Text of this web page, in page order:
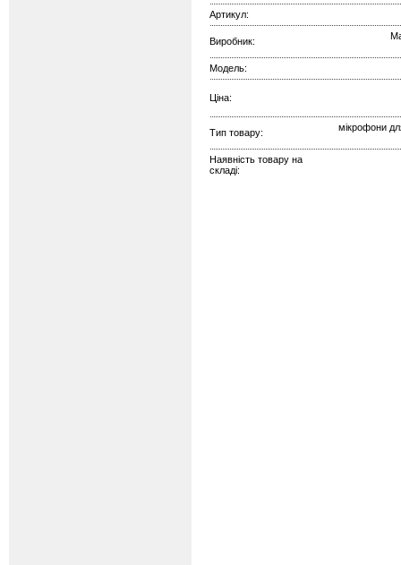
Артикул:
Виробник:
Модель:
Ціна:
Тип товару: мікрофони
Наявність товару на
складі: